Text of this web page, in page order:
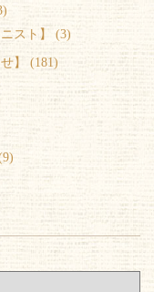
スト】 (3)
】 (181)